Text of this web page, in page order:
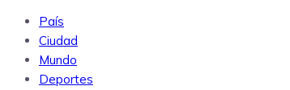
País
Ciudad
Mundo
Deportes